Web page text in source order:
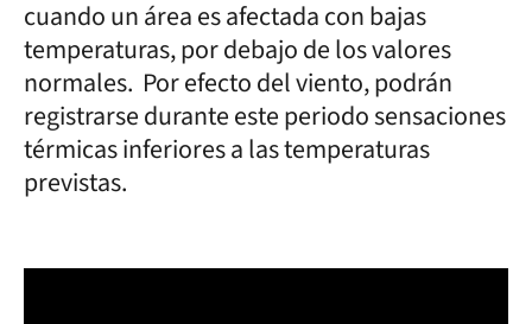
cuando un área es afectada con bajas
temperaturas, por debajo de los valores
normales. Por efecto del viento, podrán
registrarse durante este periodo sensaciones
térmicas inferiores a las temperaturas
previstas.